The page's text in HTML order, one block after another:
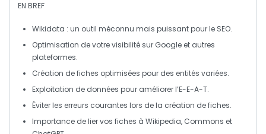
EN BREF
Wikidata : un outil méconnu mais puissant pour le SEO.
Optimisation de votrevisibilité sur Google et autres
plateformes.
Création de fiches optimisées pour des entités variées.
Exploitation de données pour améliorer l’E-E-A-T.
Éviter les erreurs courantes lors de la création de fiches.
Importance de lier vos fiches à Wikipedia, Commons et